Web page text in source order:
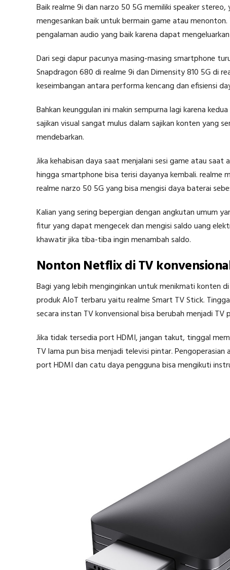
Baik realme 9i dan narzo 50 5G memiliki speaker
mengesankan baik untuk bermain game atau
pengalaman audio yang baik karena dapat
Dari segi dapur pacunya masing-masing smartphone
Snapdragon 680 di realme 9i dan Dimensity 810 5G di
keseimbangan antara performa kencang dan efisiensi
Bahkan keunggulan ini makin sempurna lagi karena
sajikan visual sangat mulus dalam sajikan konten yang
mendebarkan.
Jika kehabisan daya saat menjalani sesi game atau
hingga smartphone bisa terisi dayanya kembali. realme
realme narzo 50 5G yang bisa mengisi daya baterai
Kalian yang sering bepergian dengan angkutan umum
fitur yang dapat mengecek dan mengisi saldo uang
khawatir jika tiba-tiba ingin menambah saldo.
Nonton Netflix di TV
Bagi yang lebih menginginkan untuk menikmati konten
produk AIoT terbaru yaitu realme Smart TV Stick.
secara instan TV konvensional bisa berubah menjadi TV
Jika tidak tersedia port HDMI, jangan takut, tinggal
TV lama pun bisa menjadi televisi pintar.
port HDMI dan catu daya pengguna bisa mengikuti